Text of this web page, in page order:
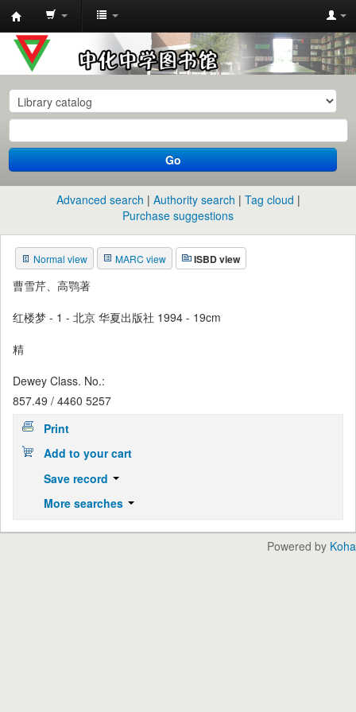
中
化
中
学
图
书
馆
目
录
Go
Advanced search Authority search
Tag cloud
Purchase suggestions
Normal view MARC view ISBD view
曹雪芹、高鹗著
红楼梦 - 1 - 北京 华夏出版社 1994 - 19cm
精
Dewey Class. No.:
857.49 / 4460 5257
Print
Add to your cart
Save record
More searches
Powered by Koha